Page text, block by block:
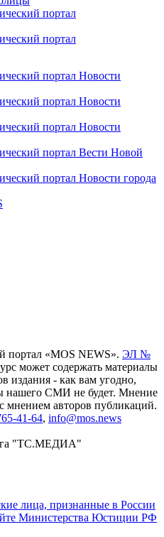
портал
портал
портал Новости
портал Новости
портал Новости
портал Вести Новой
портал Новости города
«MOS NEWS». ЭЛ №
может содержать материалы
издания - как вам угодно,
нашего СМИ не будет. Мнение
мнением авторов публикаций.
41-64, info@mos.news
"ТС.МЕДИА"
лица, признанные в России
Министерства Юстиции РФ